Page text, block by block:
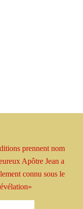
prennentnom
ApôtreJean a
connu sous le